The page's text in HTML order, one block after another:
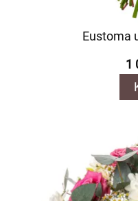
Eustoma
1